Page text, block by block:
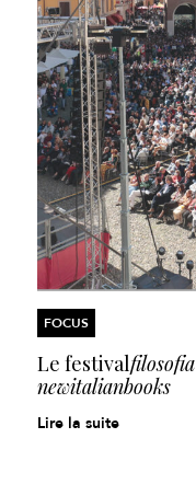
FOCUS
Le festivalfilosofia
newitalianbooks
Lire la suite